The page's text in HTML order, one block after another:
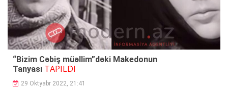
“Bizim Cəbiş müəllim”dəki Makedonun
Tanyası TAPILDI
29 Oktyabr 2022, 21:41